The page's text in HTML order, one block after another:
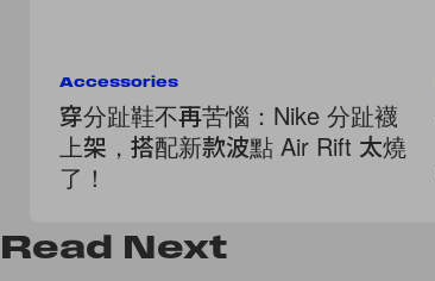
Accessories
穿分趾鞋不再苦惱：Nike 分趾襪
上架，搭配新款波點 Air Rift 太燒
了！
Read Next